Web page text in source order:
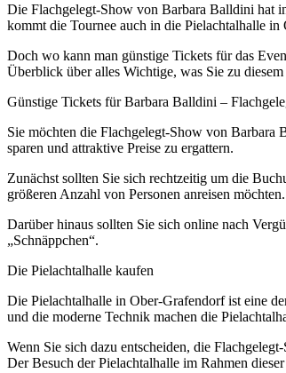
Die Flachgelegt-Show von Barbara Balldini hat
kommt die Tournee auch in die Pielachtalhalle
Doch wo kann man günstige Tickets für das
Überblick über alles Wichtige, was Sie zu diesem
Günstige Tickets für Barbara Balldini –
Sie möchten die Flachgelegt-Show von Barbara
sparen und attraktive Preise zu ergattern.
Zunächst sollten Sie sich rechtzeitig um die
größeren Anzahl von Personen anreisen möchten.
Darüber hinaus sollten Sie sich online nach
„Schnäppchen“.
Die Pielachtalhalle kaufen
Die Pielachtalhalle in Ober-Grafendorf ist eine
und die moderne Technik machen die
Wenn Sie sich dazu entscheiden, die
Der Besuch der Pielachtalhalle im Rahmen